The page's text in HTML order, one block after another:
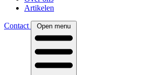
Artikelen
Contact Open menu